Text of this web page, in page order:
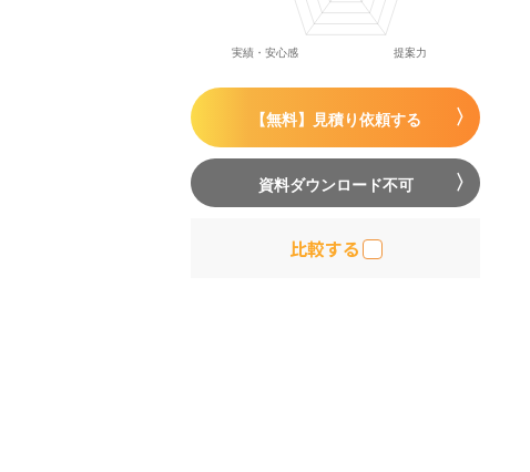
【無料】見積り依頼する
資料ダウンロード不可
比較する